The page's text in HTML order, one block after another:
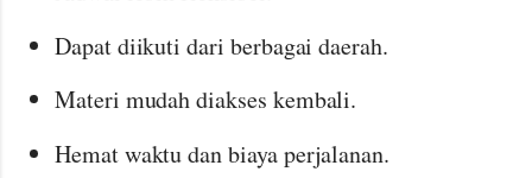
Dapat diikuti dari berbagai daerah.
Materi mudah diakses kembali.
Hemat waktu dan biaya perjalanan.